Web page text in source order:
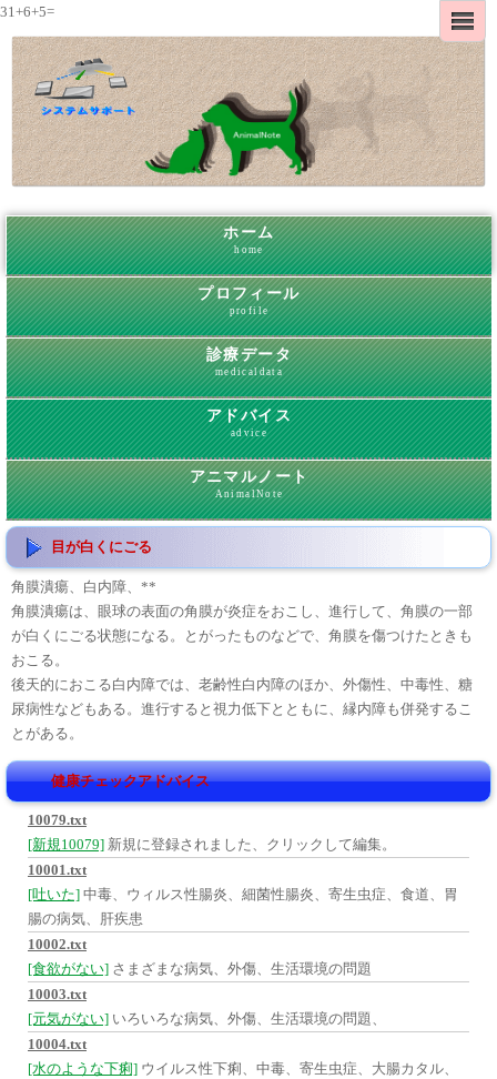
31+6+5=
ホーム
home
プロフィール
profile
診療データ
medicaldata
アドバイス
advice
アニマルノート
AnimalNote
目が白くにごる
角膜潰瘍、白内障、**
角膜潰瘍は、眼球の表面の角膜が炎症をおこし、進行して、角膜の一部
が白くにごる状態になる。とがったものなどで、角膜を傷つけたときも
おこる。
後天的におこる白内障では、老齢性白内障のほか、外傷性、中毒性、糖
尿病性などもある。進行すると視力低下とともに、縁内障も併発するこ
とがある。
健康チェックアドバイス
10079.txt
[新規10079] 新規に登録されました、クリックして編集。
10001.txt
[吐いた] 中毒、ウィルス性腸炎、細菌性腸炎、寄生虫症、食道、胃
腸の病気、肝疾患
10002.txt
[食欲がない] さまざまな病気、外傷、生活環境の問題
10003.txt
[元気がない] いろいろな病気、外傷、生活環境の問題、
10004.txt
[水のような下痢] ウイルス性下痢、中毒、寄生虫症、大腸カタル、